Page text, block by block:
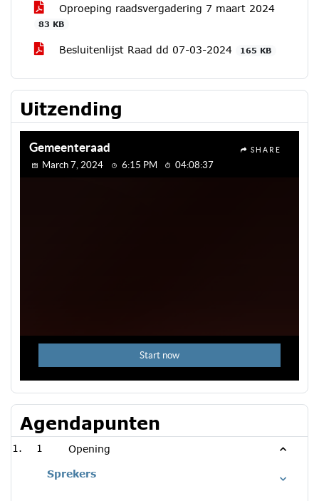
Oproeping raadsvergadering 7 maart 2024
83 KB
Besluitenlijst Raad dd 07-03-2024 165 KB
Uitzending
Agendapunten
1 Opening
Sprekers